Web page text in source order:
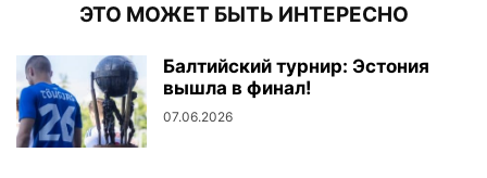
ЭТО МОЖЕТ БЫТЬ ИНТЕРЕСНО
Балтийский турнир: Эстония
вышла в финал!
07.06.2026